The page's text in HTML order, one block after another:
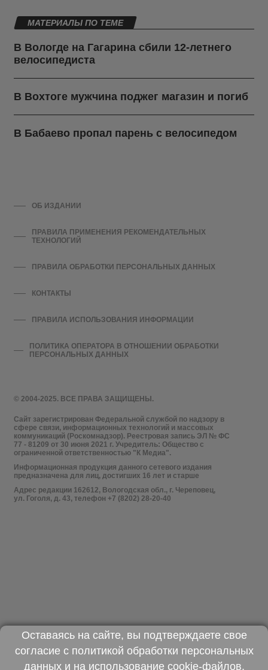
МАТЕРИАЛЫ ПО ТЕМЕ
В Вологде на Гагарина сбили 12-летнего
велосипедиста
В Вохтоге мужчина поджег магазин и погиб
В Бабаево пропал парень с велосипедом
© 2004-2025. ВСЕ ПРАВА ЗАЩИЩЕНЫ.
Сайт зарегистрирован Федеральной службой по надзору в
сфере связи, информационных технологий и массовых
коммуникаций (Роскомнадзор). Реестровая запись ЭЛ № ФС
77 - 81209 от 30 июня 2021 г. Учредитель: Общество с
ограниченной ответственностью "К Медиа".
Информационная продукция данного сетевого издания
предназначена для лиц, достигших 16 лет и старше
Адрес редакции 162612, Вологодская обл., г. Череповец,
ул. Гоголя, д. 43, телефон +7 (8202) 28-20-40
ОБ ИЗДАНИИ
ПРАВИЛА ПРИМЕНЕНИЯ РЕКОМЕНДАТЕЛЬНЫХ
ТЕХНОЛОГИЙ
ПРАВИЛА ОБРАБОТКИ ПЕРСОНАЛЬНЫХ ДАННЫХ
КОНТАКТЫ
ПРАВИЛА ИСПОЛЬЗОВАНИЯ ИНФОРМАЦИИ
ПОЛИТИКА ОПЕРАТОРА В ОТНОШЕНИИ ОБРАБОТКИ
ПЕРСОНАЛЬНЫХ ДАННЫХ
Оставаясь на сайте, вы подтверждаете свое
согласие с политикой обработки персональных
данныхи на использование cookie-файлов.